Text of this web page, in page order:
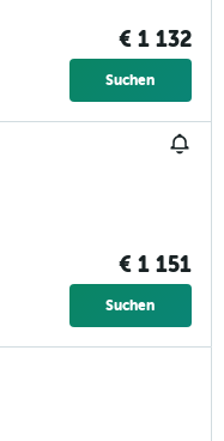
€ 1 132
Suchen
€ 1 151
Suchen